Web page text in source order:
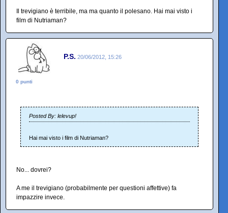
Il trevigiano è terribile, ma ma quanto il polesano. Hai mai visto i
film di Nutriaman?
P.S. 20/06/2012, 15:26
0 punti
Posted By: lelevup!
Hai mai visto i film di Nutriaman?
No... dovrei?
A me il trevigiano (probabilmente per questioni affettive) fa
impazzire invece.